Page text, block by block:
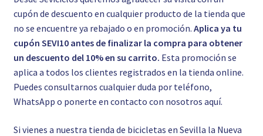
cupón de descuento en cualquier producto de la tienda que
no se encuentre ya rebajado o en promoción. Aplica ya tu
cupón SEVI10 antes de finalizar la compra para obtener
un descuento del 10% en su carrito. Esta promoción se
aplica a todos los clientes registrados en la tienda online.
Puedes consultarnos cualquier duda por teléfono,
WhatsApp o ponerte en contacto con nosotros aquí.
Si vienes a nuestra tienda de bicicletas en Sevilla la Nueva